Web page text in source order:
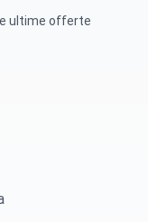
ultime offerte